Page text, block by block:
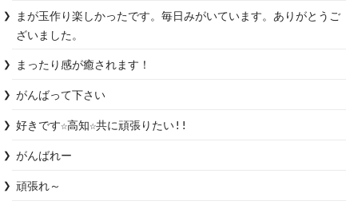
まが玉作り楽しかったです。毎日みがいています。ありがとうご
ざいました。
まったり感が癒されます！
好きです☆高知☆共に頑張りたい!!
がんばれー
頑張れ～